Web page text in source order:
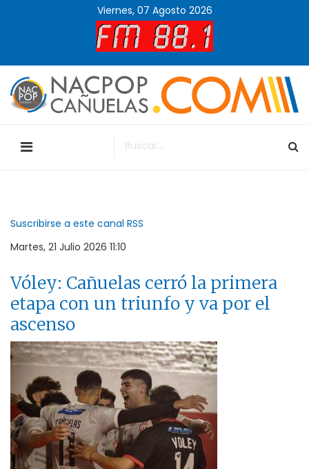
Viernes, 07 Agosto 2026
Suscribirse a este canal RSS
Martes, 21 Julio 2026 11:10
Vóley: Cañuelas cerró la primera
etapa con un triunfo y va por el
ascenso